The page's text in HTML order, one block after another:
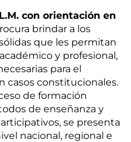
con orientación en
brindar a los
que les permitan
y profesional,
para el
casos constitucionales.
de formación
de enseñanza y
se presenta
nacional, regional e